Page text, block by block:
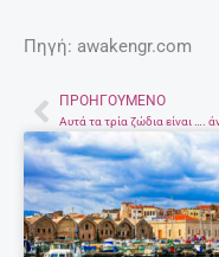
Πηγή: awakengr.com
PrevΠΡΟΗΓΟΎΜΕΝΟ